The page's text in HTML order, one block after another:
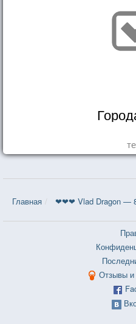
Главная ❤❤❤ Vlad Dragon —
Отзывы и